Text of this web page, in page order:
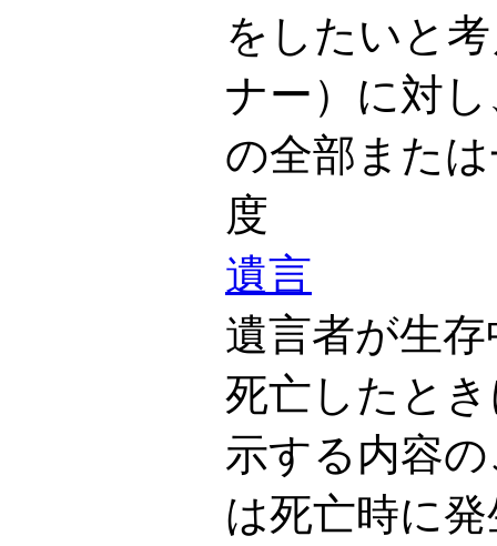
をしたいと
ナー）に対
の全部また
度
遺言
遺言者が生
死亡したと
示する内容
は死亡時に